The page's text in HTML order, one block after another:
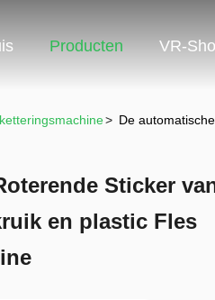
Producten VR-
> De
Sticker
en plastic Fles